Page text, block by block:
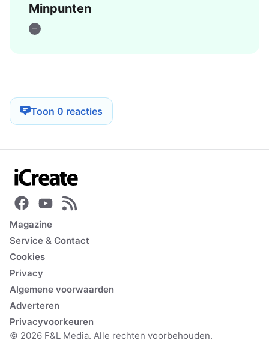
Minpunten
Toon 0 reacties
Magazine
Service & Contact
Cookies
Privacy
Algemene voorwaarden
Adverteren
Privacyvoorkeuren
© 2026 F&L Media. Alle rechten voorbehouden.